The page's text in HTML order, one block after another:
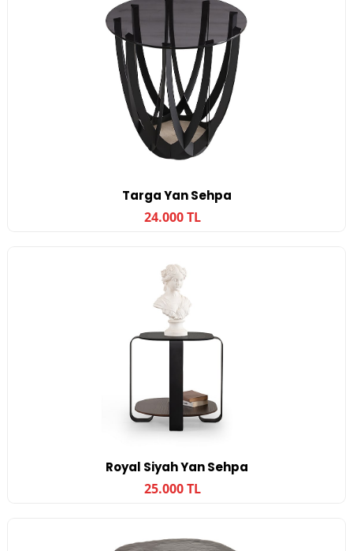
Targa Yan Sehpa
24.000 TL
Royal Siyah Yan Sehpa
25.000 TL